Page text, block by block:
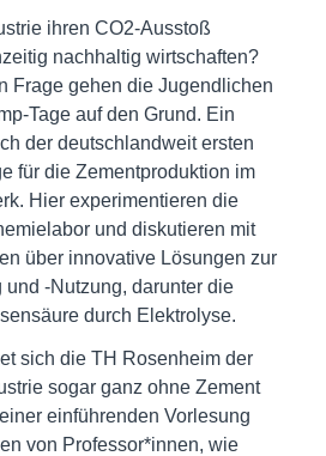
ihren CO2-Ausstoß
nachhaltig wirtschaften?
Frage gehen die Jugendlichen
Tage auf den Grund. Ein
der deutschlandweit ersten
für die Zementproduktion im
Hier experimentieren die
und diskutieren mit
über innovative Lösungen zur
-Nutzung, darunter die
durch Elektrolyse.
sich die TH Rosenheim der
sogar ganz ohne Zement
einführenden Vorlesung
von Professor*innen, wie